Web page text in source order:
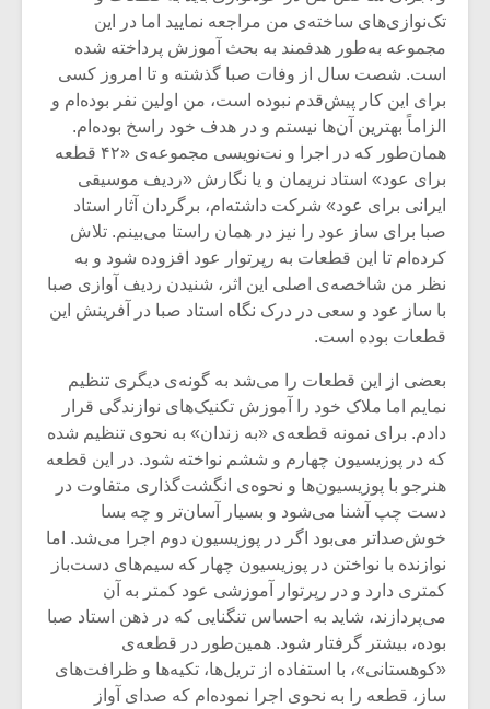
تک‌نوازی‌های ساخته‌ی من مراجعه نمایید اما در این
مجموعه به‌طور هدفمند به بحث آموزش پرداخته شده
است. شصت سال از وفات صبا گذشته و تا امروز کسی
برای این کار پیش‌قدم نبوده است، من اولین نفر بوده‌ام و
الزاماً بهترین آن‌ها نیستم و در هدف خود راسخ بوده‌ام.
همان‌طور که در اجرا و نت‌نویسی مجموعه‌ی «۴۲ قطعه
برای عود» استاد نریمان و یا نگارش «ردیف موسیقی
ایرانی برای عود» شرکت داشته‌ام، برگردان آثار استاد
صبا برای ساز عود را نیز در همان راستا می‌بینم. تلاش
کرده‌ام تا این قطعات به رپرتوار عود افزوده شود و به
نظر من شاخصه‌ی اصلی این اثر، شنیدن ردیف آوازی صبا
با ساز عود و سعی در درک نگاه استاد صبا در آفرینش این
قطعات بوده است.
بعضی از این قطعات را می‌شد به گونه‌ی دیگری تنظیم
نمایم اما ملاک خود را آموزش تکنیک‌های نوازندگی قرار
دادم. برای نمونه قطعه‌ی «به زندان» به نحوی تنظیم شده
که در پوزیسیون چهارم و ششم نواخته شود. در این قطعه
هنرجو با پوزیسیون‌ها و نحوه‌ی انگشت‌گذاری متفاوت در
دست چپ آشنا می‌شود و بسیار آسان‌تر و چه بسا
خوش‌صداتر می‌بود اگر در پوزیسیون دوم اجرا می‌شد. اما
نوازنده با نواختن در پوزیسیون چهار که سیم‌های دست‌باز
کمتری دارد و در رپرتوار آموزشی عود کمتر به آن
می‌پردازند، شاید به احساس تنگنایی که در ذهن استاد صبا
بوده، بیشتر گرفتار شود. همین‌طور در قطعه‌ی
«کوهستانی»، با استفاده از تریل‌ها، تکیه‌ها و ظرافت‌های
ساز، قطعه را به نحوی اجرا نموده‌ام که صدای آواز